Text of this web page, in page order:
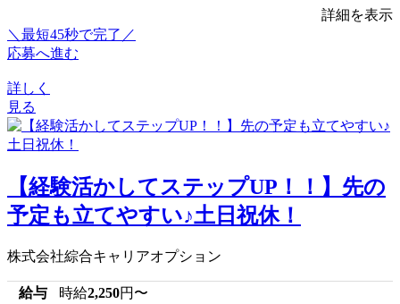
詳細を表示
＼最短45秒で完了／
応募へ進む
詳しく
見る
【経験活かしてステップUP！！】先の
予定も立てやすい♪土日祝休！
株式会社綜合キャリアオプション
給与 時給2,250円〜